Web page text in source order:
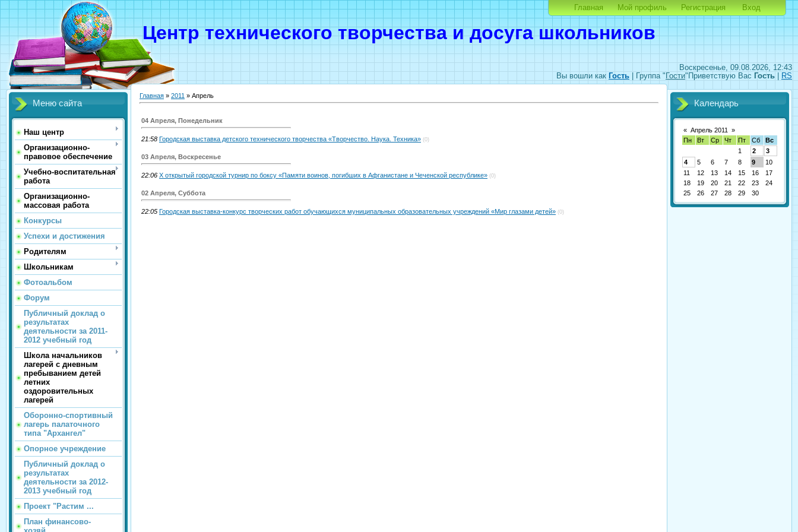
Воскресенье, 09.08.2026, 12:43
Вы вошли как Гость Группа" Гости" Приветствую Вас Гость RS
Главная Мой профиль Регистрация Вход
Центр технического творчества и досуга школьников
Меню сайта
Наш центр
Организационно-
правовое обеспечение
Учебно-воспитательная
работа
Организационно-
массовая работа
Конкурсы
Успехи и достижения
Родителям
Школьникам
Фотоальбом
Форум
Публичный доклад о
результатах
деятельности за 2011-
2012 учебный год
Школа начальников
лагерей с дневным
пребыванием детей
летних
оздоровительных
лагерей
Оборонно-спортивный
лагерь палаточного
типа "Архангел"
Опорное учреждение
Публичный доклад о
результатах
деятельности за 2012-
2013 учебный год
Проект "Растим ...
План финансово-
Главная » 2011 » Апрель
04 Апреля, Понедельник
21:58 Городская выставка детского технического творчества «Творчество. Наука. Техника» (0)
03 Апреля, Воскресенье
22:06 Х открытый городской турнир по боксу «Памяти воинов, погибших в Афганистане и Чеченской республике» (0)
02 Апреля, Суббота
22:05 Городская выставка-конкурс творческих работ обучающихся муниципальных образовательных учреждений «Мир глазами детей» (0)
Календарь
« Апрель 2011
»
Пн
Вт Ср Чт Пт Сб
Вс
1
2
3
4
5 6 7 8 9
10
11
12 13 14 15 16
17
18
19 20 21 22 23
24
25
26 27 28 29 30